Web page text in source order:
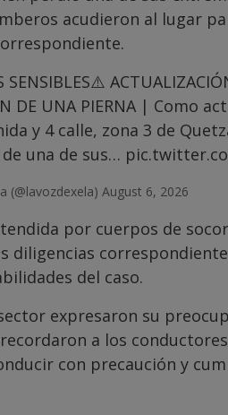
acudieron al lugar
SENSIBLES⚠️
DE UNA PIERNA | Como
y 4 calle, zona 3 de
una de sus…
(@lavozdexela) August 6, 2026
por cuerpos de
diligencias
del caso.
expresaron su
a los
con precaución y